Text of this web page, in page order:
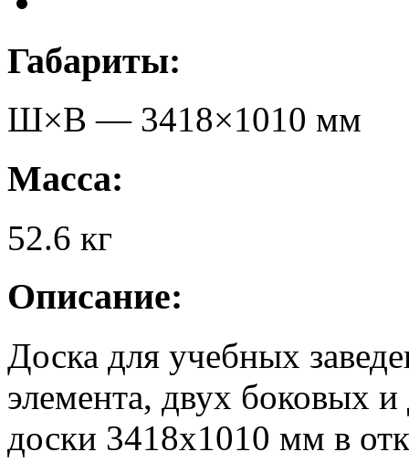
Габариты:
Ш×В — 3418×1010 мм
Масса:
52.6 кг
Описание:
Доска для учебных
элемента, двух боковых
доски 3418х1010 мм в